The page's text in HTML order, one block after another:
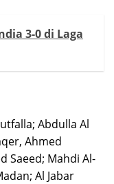
3-0 di Laga
Abdulla Al
Ahmed
Saeed; Mahdi Al-
Al Jabar